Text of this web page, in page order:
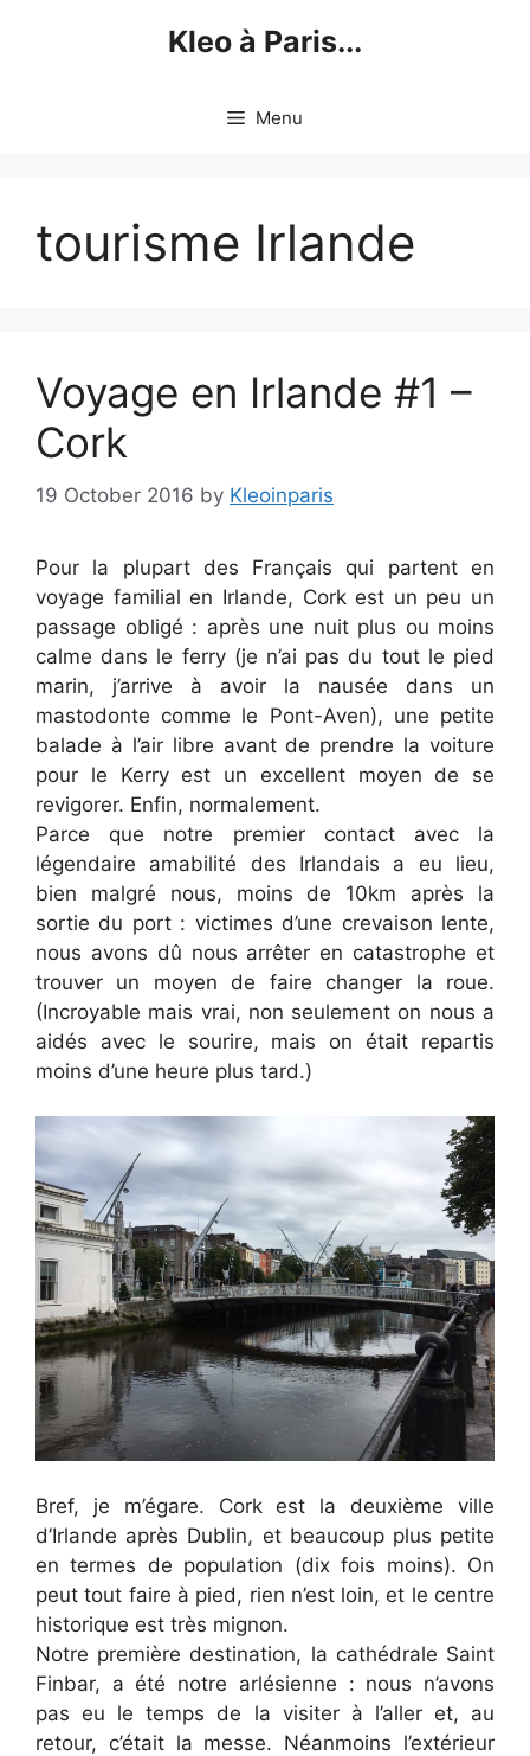
Kleo à Paris...
Menu
tourisme Irlande
Voyage en Irlande #1 –
Cork
19 October 2016 by Kleoinparis
Pour la plupart des Français qui partent en
voyage familial en Irlande, Cork est un peu un
passage obligé : après une nuit plus ou moins
calme dans le ferry (je n’ai pas du tout le pied
marin, j’arrive à avoir la nausée dans un
mastodonte comme le Pont-Aven), une petite
balade à l’air libre avant de prendre la voiture
pour le Kerry est un excellent moyen de se
revigorer. Enfin, normalement.
Parce que notre premier contact avec la
légendaire amabilité des Irlandais a eu lieu,
bien malgré nous, moins de 10km après la
sortie du port : victimes d’une crevaison lente,
nous avons dû nous arrêter en catastrophe et
trouver un moyen de faire changer la roue.
(Incroyable mais vrai, non seulement on nous a
aidés avec le sourire, mais on était repartis
moins d’une heure plus tard.)
Bref, je m’égare. Cork est la deuxième ville
d’Irlande après Dublin, et beaucoup plus petite
en termes de population (dix fois moins). On
peut tout faire à pied, rien n’est loin, et le centre
historique est très mignon.
Notre première destination, la cathédrale Saint
Finbar, a été notre arlésienne : nous n’avons
pas eu le temps de la visiter à l’aller et, au
retour, c’était la messe. Néanmoins l’extérieur